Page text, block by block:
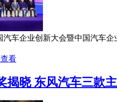
汽车企业创新大会暨中国汽车
查看
揭晓 东风汽车三款